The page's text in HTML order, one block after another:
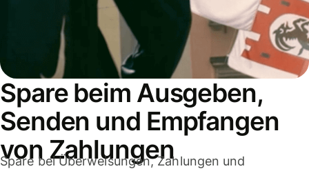
Spare beim Ausgeben,
Senden und Empfangen
von Zahlungen
Spare bei Überweisungen, Zahlungen und